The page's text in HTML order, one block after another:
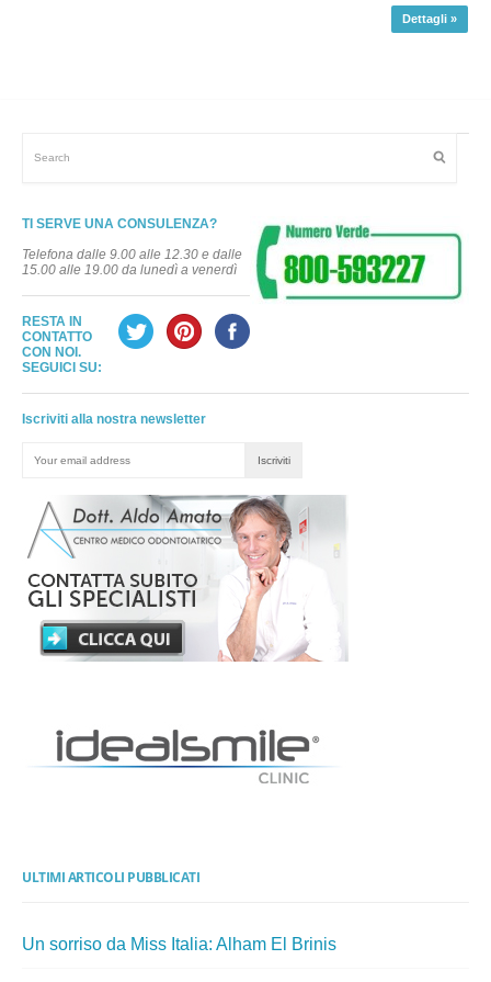
Dettagli »
TI SERVE UNA CONSULENZA?
Telefona dalle 9.00 alle 12.30 e dalle
15.00 alle 19.00 da lunedì a venerdì
RESTA IN
CONTATTO
CON NOI.
SEGUICI SU:
Iscriviti alla nostra newsletter
ULTIMI ARTICOLI PUBBLICATI
Un sorriso da Miss Italia: Alham El Brinis